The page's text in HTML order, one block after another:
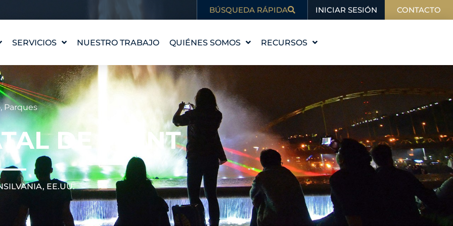
BÚSQUEDA RÁPIDA INICIAR SESIÓN CONTACTO
SERVICIOS
DISEÑO DE FUENTES
WATERLAB™
PRODUCTOS Y
ASISTENCIA TÉCNICA
NUESTRO TRABAJO QUIÉNES SOMOS
NUESTRA HISTORIA
NUESTROS VALORES
CONOCE AL EQUIPO
CARRERAS
PROFESIONALES
RECURSOS
EDUCACIÓN
EN LAS NOTICIAS
,Parques
DE POINT
EE.UU.